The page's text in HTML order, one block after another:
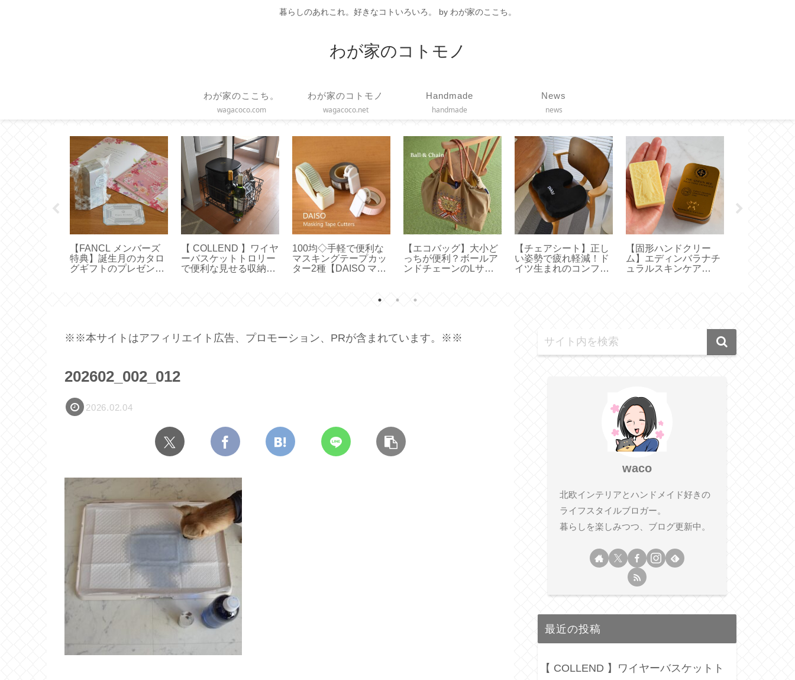
暮らしのあれこれ。好きなコトいろいろ。 by わが家のここち。
わが家のコトモノ
わが家のここち。
wagacoco.com
わが家のコトモノ
wagacoco.net
Handmade
handmade
News
news
【ヘアケア】髪を内側
から補修する活性ケラ
チン配合！大人髪の補
【スターバックス】グ
ラスドリップコーヒー
メーカー買いました
【ボールアンドチェー
ン】選ぶならコレ！オ
リジナルシリーズ定番
【DAISO 100均】アル
ファベットスタンプが
可愛い♪【MDF スタン
【Sliet】これ正解！お
すすめは無理なく履け
るスリエット【体幹を
【リンツ】ゴールドバ
ニーを食べてみました
【 Lindt Gold Bunny
※※本サイトはアフィリエイト広告、プロモーション、PRが含まれています。※※
202602_002_012
2026.02.04
waco
北欧インテリアとハンドメイド好きの
ライフスタイルブロガー。
暮らしを楽しみつつ、ブログ更新中。
最近の投稿
【 COLLEND 】ワイヤーバスケットト